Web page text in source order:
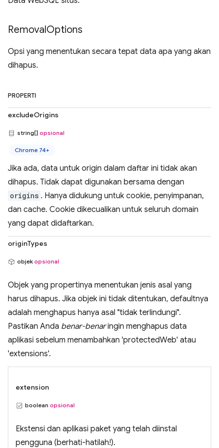
RemovalOptions
Opsi yang menentukan secara tepat data apa yang akan
dihapus.
PROPERTI
excludeOrigins
string[] opsional
Chrome 74+
Jika ada, data untuk origin dalam daftar ini tidak akan
dihapus. Tidak dapat digunakan bersama dengan
origins . Hanya didukung untuk cookie, penyimpanan,
dan cache. Cookie dikecualikan untuk seluruh domain
yang dapat didaftarkan.
originTypes
objek opsional
Objek yang propertinya menentukan jenis asal yang
harus dihapus. Jika objek ini tidak ditentukan, defaultnya
adalah menghapus hanya asal "tidak terlindungi".
Pastikan Anda benar-benaringin menghapus data
aplikasi sebelum menambahkan 'protectedWeb' atau
'extensions'.
extension
boolean opsional
Ekstensi dan aplikasi paket yang telah diinstal
pengguna (berhati-hatilah!).